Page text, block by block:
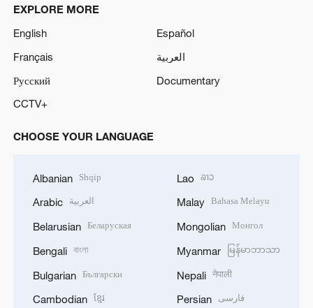
i
EXPLORE MORE
English
Español
Français
العربية
Русский
Documentary
CCTV+
CHOOSE YOUR LANGUAGE
Albanian Shqip
Arabic العربية
Belarusian Беларуская
Bengali বাংলা
Bulgarian Български
Cambodian ខ្មែរ
Lao ລາວ
Malay Bahasa Melayu
Mongolian Монгол
Myanmar မြန်မာဘာသာ
Nepali नेपाली
Persian فارسی